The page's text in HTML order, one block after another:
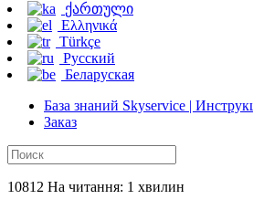
ქართული
Ελληνικά
Türkçe
Русский
Беларуская
База знаний Skyservice |
Заказ
10812 На читання: 1 хвилин